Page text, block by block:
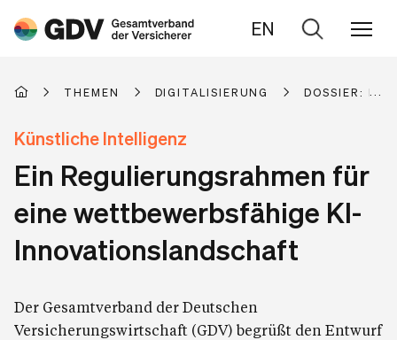
EN
Zur
THEMEN DIGITALISIERUNG DOSSIER:
Künstliche Intelligenz
Ein Regulierungsrahmen für
eine wettbewerbsfähige KI-
Innovationslandschaft
Der Gesamtverband der Deutschen
Versicherungswirtschaft (GDV) begrüßt den Entwurf